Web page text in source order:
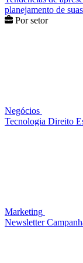
planejamento de
Por setor
Negócios
Tecnologia Direito
Marketing
Newsletter